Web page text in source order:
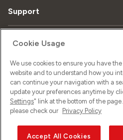
Support
Contact
Plan du site
Mentions légales
Cookie Usage
We use cookies to ensure you have
website and to understand how you
can continue your navigation with a
update your preferences anytime by
Settings" link at the bottom of the
please check our Privacy Policy
Accept All Cookies